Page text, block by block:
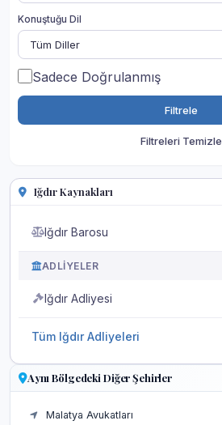
Konuştuğu Dil
Sadece Doğrulanmış
Filtrele
Filtreleri Temizle
Iğdır Kaynakları
Iğdır Barosu
ADLIYELER
Iğdır Adliyesi
Tüm Iğdır Adliyeleri
Aynı Bölgedeki Diğer Şehirler
Malatya Avukatları